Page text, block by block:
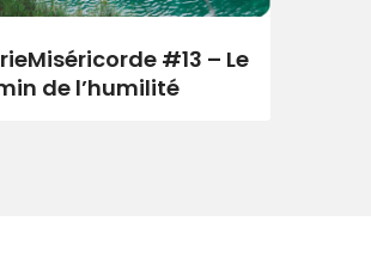
#13 – Le
de l’humilité